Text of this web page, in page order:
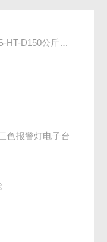
D150公斤带上下线报警电子台秤
色报警灯电子台